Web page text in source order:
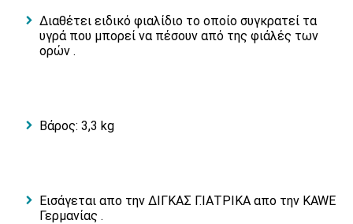
Διαθέτει ειδικό φιαλίδιο το οποίο συγκρατεί τα
υγρά που μπορεί να πέσουν από της φιάλές των
ορών .
Βάρος: 3,3 kg
Εισάγεται απο την ΔΙΓΚΑΣ Γ.ΙΑΤΡΙΚΑ απο την KAWE
Γερμανίας .